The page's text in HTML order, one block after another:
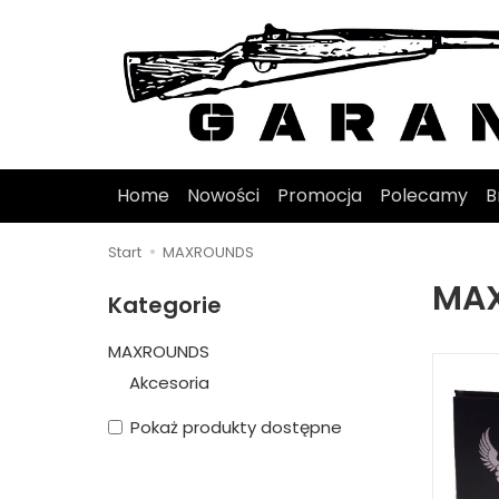
Home Nowości Promocja Polecamy
Start MAXROUNDS
Kategorie
MAXROUNDS
Akcesoria
Pokaż produkty dostępne